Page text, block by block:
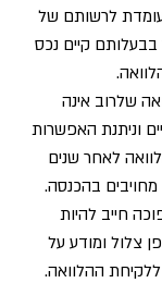
לרשותם של
בבעלותם קיים נכס
שלרוב אינה
וניתנת האפשרות
לאחר שנים
מחויבים בהכנסה.
חייב להיות
צלול ומודע על
ההלוואה.